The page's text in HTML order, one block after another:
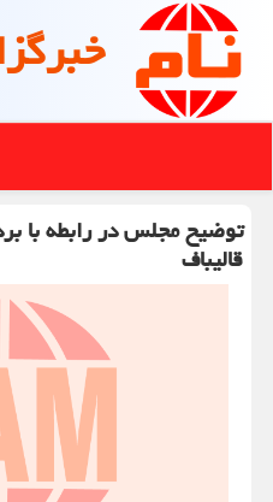
توضیح مجلس در رابطه با
قالیباف